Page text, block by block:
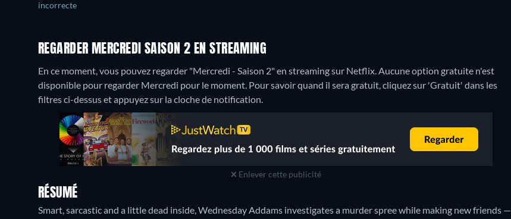
incorrecte
REGARDER MERCREDI SAISON 2 EN STREAMING
En ce moment, vous pouvez regarder "Mercredi - Saison 2" en streaming sur Netflix.Aucune option gratuite n'est
disponible pour regarder Mercredi pour le moment. Pour savoir quand il sera gratuit, cliquez sur 'Gratuit' dans les
filtres ci-dessus et appuyez sur la cloche de notification.
Enlever cette publicité
RÉSUMÉ
Smart, sarcastic and a little dead inside, Wednesday Addams investigates a murder spree while making new friends —